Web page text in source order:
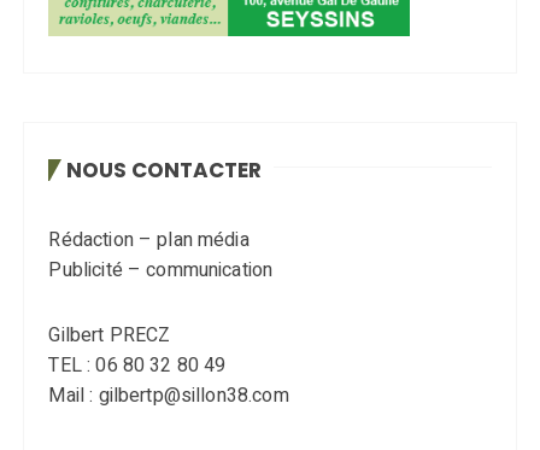
NOUS CONTACTER
Rédaction – plan média
Publicité – communication
Gilbert PRECZ
TEL : 06 80 32 80 49
Mail : gilbertp@sillon38.com